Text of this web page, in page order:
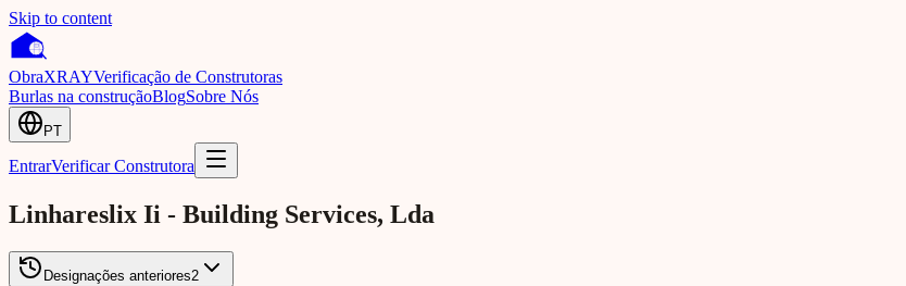
Skip to content
ObraXRAYVerificação de Construtoras
Burlas na construçãoBlogSobre Nós
PT
EntrarVerificar Construtora
Linhareslix Ii - Building Services, Lda
Designações anteriores2